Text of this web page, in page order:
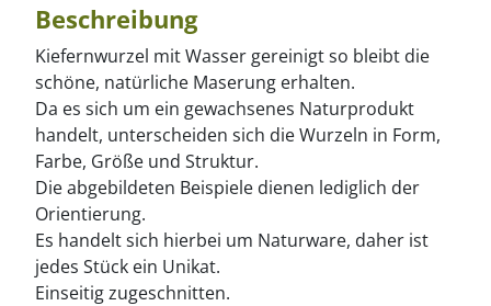
Beschreibung
Kiefernwurzel mit Wasser gereinigt so bleibt die
schöne, natürliche Maserung erhalten.
Da es sich um ein gewachsenes Naturprodukt
handelt, unterscheiden sich die Wurzeln in Form,
Farbe, Größe und Struktur.
Die abgebildeten Beispiele dienen lediglich der
Orientierung.
Es handelt sich hierbei um Naturware, daher ist
jedes Stück ein Unikat.
Einseitig zugeschnitten.